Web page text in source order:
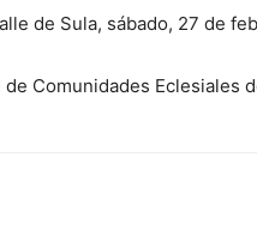
de Sula, sábado, 27 de
Comunidades Eclesiales